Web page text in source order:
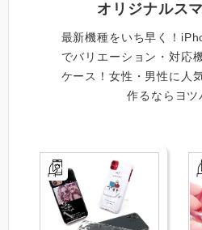
オリジナルス
最新機種をいち早く！
でバリエーション・対応
ケース！女性・男性に人
作るならヨツ